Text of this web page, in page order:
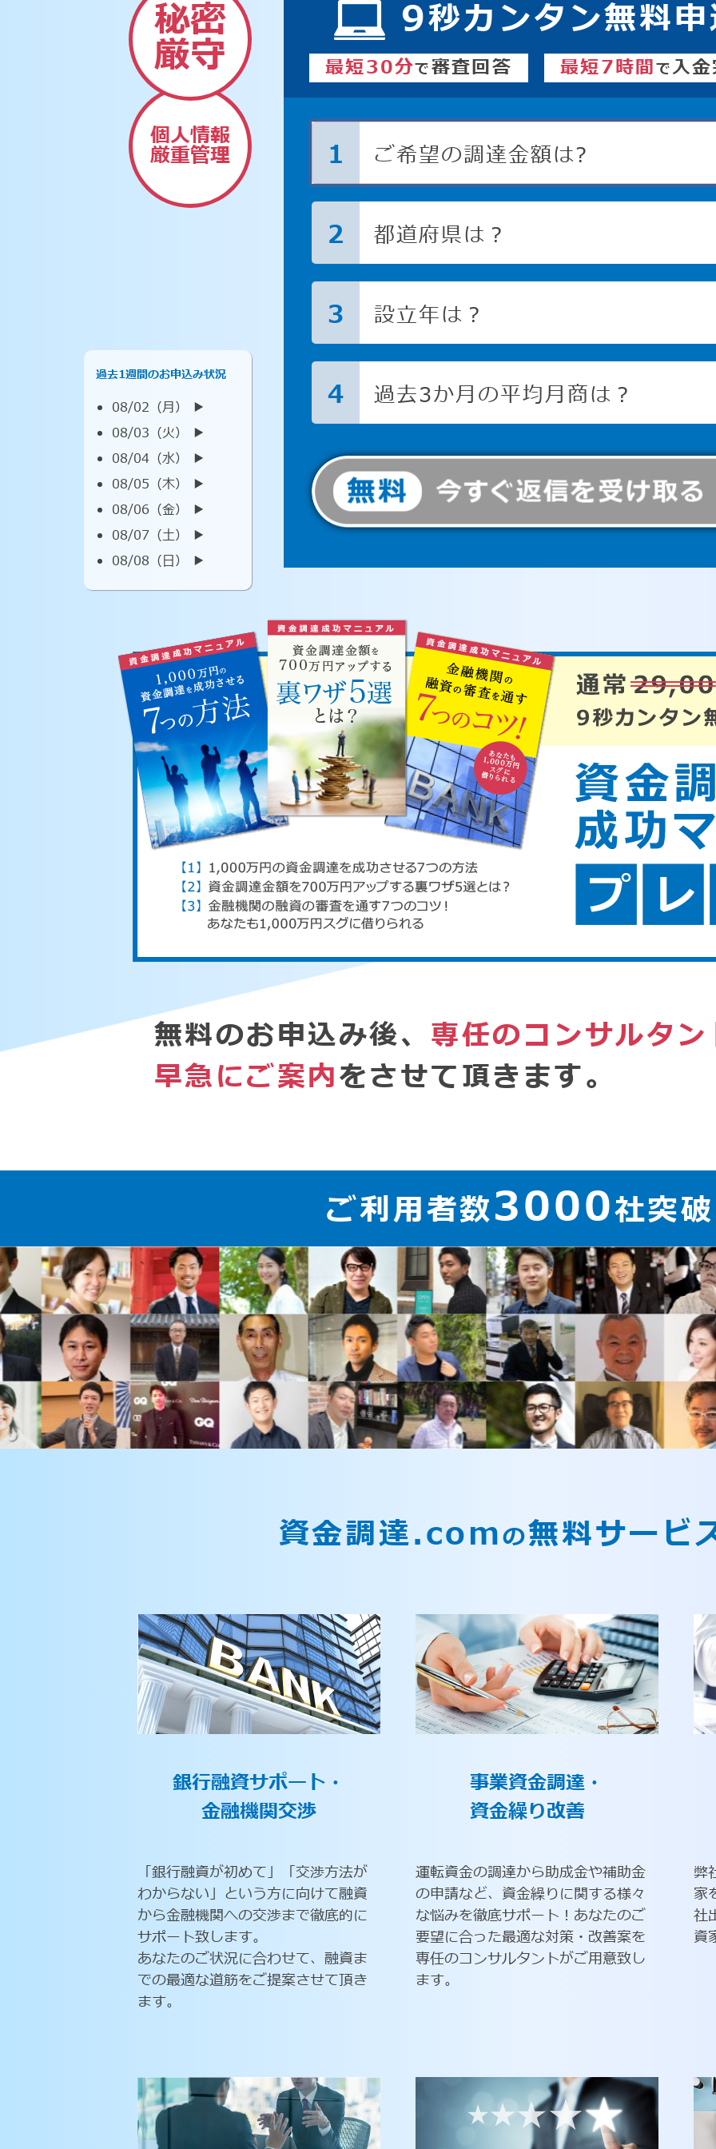
秘密
厳守
個人情報
厳重管理
過去1週間のお申込み状況
08/02（月） ▶︎
08/03（火） ▶︎
08/04（水） ▶︎
08/05（木） ▶︎
08/06（金） ▶︎
08/07（土） ▶︎
08/08（日） ▶︎
9秒カンタン無料
最短30分で審査回答 最短7時間で入
1 ご希望の調達金額は?
2 都道府県は？
3 設立年は？
4 過去3か月の平均月商は？
無料のお申込み後、 専任のコンサルタ
早急にご案内をさせて頂きます。
ご利用者数3000社突
資金調達.comの無料サービ
銀行融資サポート・
金融機関交渉
「銀行融資が初めて」「交渉方法が
わからない」という方に向けて融資
から金融機関への交渉まで徹底的に
サポート致します。
あなたのご状況に合わせて、融資ま
での最適な道筋をご提案させて頂き
ます。
事業資金調達・
資金繰り改善
運転資金の調達から助成金や補助金
の申請など、資金繰りに関する様々
な悩みを徹底サポート！あなたのご
要望に合った最適な対策・改善案を
専任のコンサルタントがご用意致し
ます。
弊
家
社
資